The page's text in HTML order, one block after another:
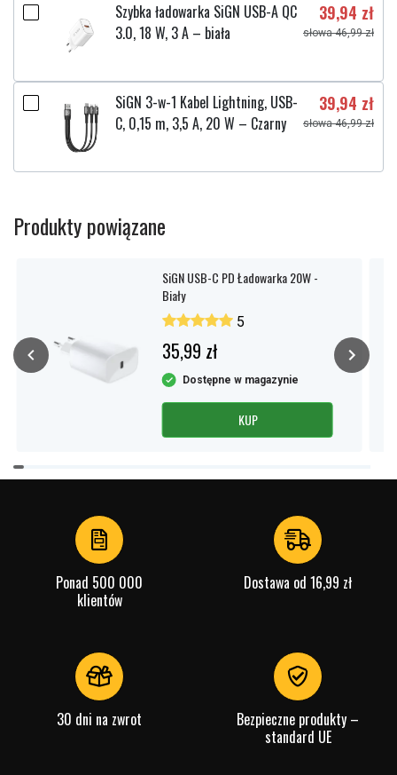
Bezprzewodowa Effekt: 15W (maks.)
Wejście USB-C
: 5V=2,4A, 9V=2A
Wyjście USB-C
Wyjście USB-A
Wyjście bezprzewodowe: 5W, 7,5W, 10W, 15W
Materiał: ABS + ognioodporny PC
Rozmiar produktu
Typ produktu:
Pojemność:
Port ładowania:
Pasuje do:
Szybka ładowarka SiGN USB-A QC
3.0, 18 W, 3 A – biała
39,94 zł
słowa 46,99 zł
SiGN 3-w-1 Kabel Lightning, USB-
C, 0,15 m, 3,5 A, 20 W – Czarny
39,94 zł
słowa 46,99 zł
Produkty powiązane
SiGN USB-C PD Ładowarka 20W -
Biały
5
35,99 zł
Dostępne w magazynie
KUP
Item
1
Ponad 500 000
klientów
Dostawa od 16,99 zł
30 dni na zwrot
Bezpieczne produkty –
standard UE